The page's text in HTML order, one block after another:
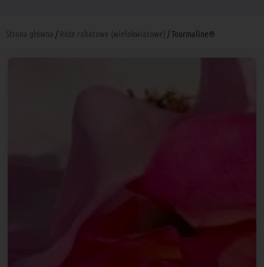
Strona główna / Róże rabatowe (wielokwiatowe) / Tourmaline®